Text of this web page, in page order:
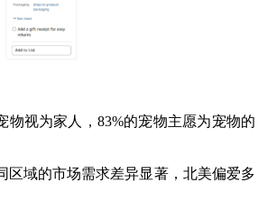
物视为家人，83%的宠物主愿为宠物的
域的市场需求差异显著，北美偏爱多